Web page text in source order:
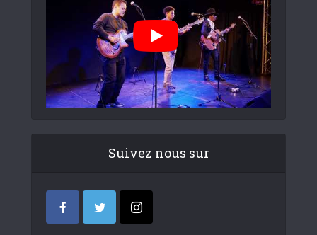
Suivez nous sur